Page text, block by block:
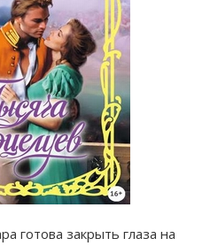
готова закрыть глаза на